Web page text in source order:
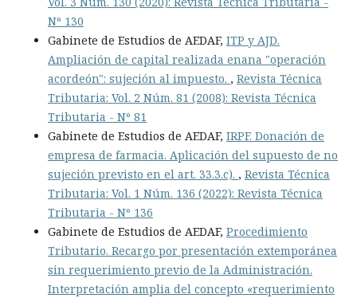
Nº 130
Gabinete de Estudios de AEDAF, ITP y AJD.
Ampliación de capital realizada enana "operación
acordeón": sujeción al impuesto. , Revista Técnica
Tributaria: Vol. 2 Núm. 81 (2008): Revista Técnica
Tributaria - Nº 81
Gabinete de Estudios de AEDAF, IRPF. Donación de
empresa de farmacia. Aplicación del supuesto de no
sujeción previsto en el art. 33.3.c). , Revista Técnica
Tributaria: Vol. 1 Núm. 136 (2022): Revista Técnica
Tributaria - Nº 136
Gabinete de Estudios de AEDAF, Procedimiento
Tributario. Recargo por presentación extemporánea
sin requerimiento previo de la Administración.
Interpretación amplia del concepto «requerimiento